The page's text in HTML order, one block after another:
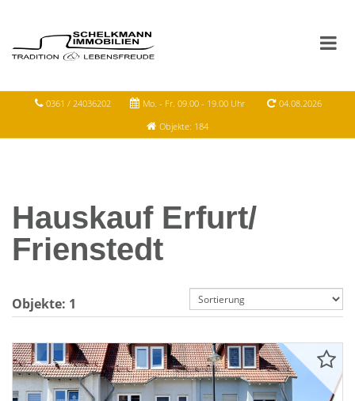
0361 / 24036202 Mo. - Fr. 09.00 - 19.00 Uhr
04.08.2026
Objekte: 184
Hauskauf Erfurt/
Frienstedt
Objekte: 1